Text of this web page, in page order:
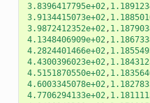
3.8396417795e+02,
3.9134415073e+02,
3.9872412352e+02,
4.1348406909e+02,
4.2824401466e+02,
4.4300396023e+02,
4.5151870550e+02,
4.6003345078e+02,
4.7706294133e+02,